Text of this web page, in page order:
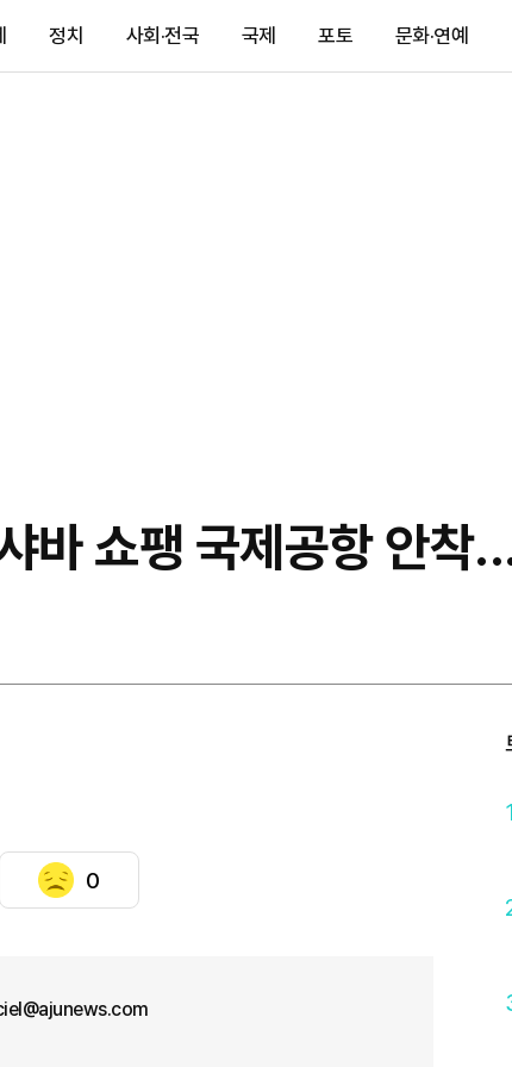
정치 사회·전국 국제 포토 문화·연예
바 쇼팽 국제공항 안착
0
1